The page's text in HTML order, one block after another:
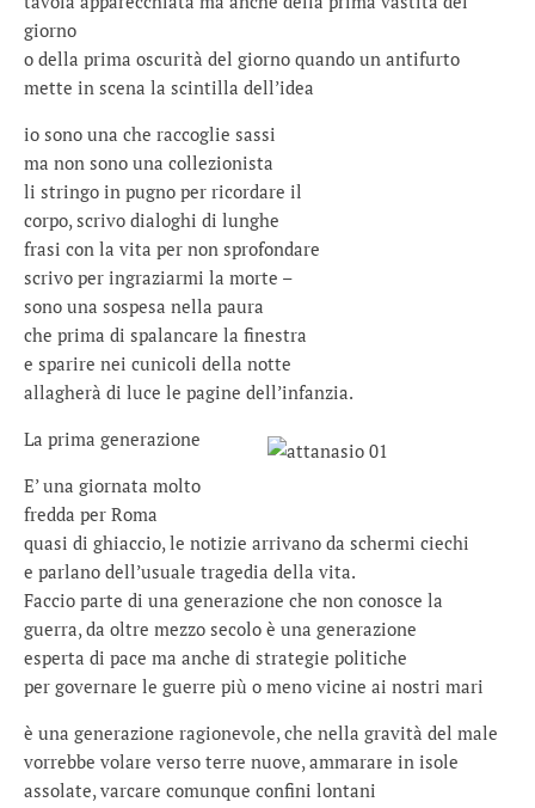
giorno
o della prima oscurità del giorno quando un antifurto
mette in scena la scintilla dell’idea
io sono una che raccoglie sassi
ma non sono una collezionista
li stringo in pugno per ricordare il
corpo, scrivo dialoghi di lunghe
frasi con la vita per non sprofondare
scrivo per ingraziarmi la morte –
sono una sospesa nella paura
che prima di spalancare la finestra
e sparire nei cunicoli della notte
allagherà di luce le pagine dell’infanzia.
La prima generazione
E’ una giornata molto
fredda per Roma
quasi di ghiaccio, le notizie arrivano da schermi ciechi
e parlano dell’usuale tragedia della vita.
Faccio parte di una generazione che non conosce la
guerra, da oltre mezzo secolo è una generazione
esperta di pace ma anche di strategie politiche
per governare le guerre più o meno vicine ai nostri mari
è una generazione ragionevole, che nella gravità del male
vorrebbe volare verso terre nuove, ammarare in isole
assolate, varcare comunque confini lontani